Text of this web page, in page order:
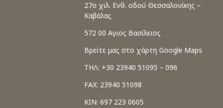
27o χιλ. Ενθ. οδού Θεσσαλονίκης –
Καβάλας
572 00 Αγιος Βασίλειος
Βρείτε μας στο χάρτη Google Maps
ΤΗΛ: +30 23940 51095 – 096
FAX: 23940 51098
ΚΙΝ: 697 223 0605